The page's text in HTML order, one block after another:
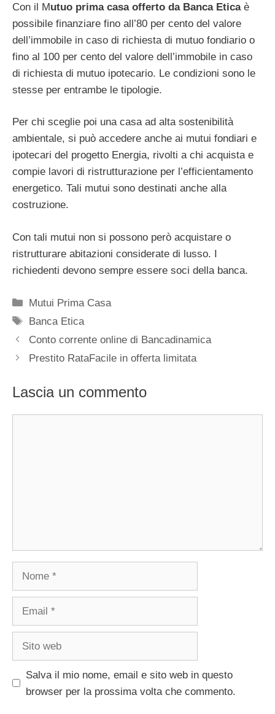
Con il Mutuo prima casa offerto da Banca Eticaè
possibile finanziare fino all’80 per cento del valore
dell’immobile in caso di richiesta di mutuo fondiario o
fino al 100 per cento del valore dell’immobile in caso
di richiesta di mutuo ipotecario. Le condizioni sono le
stesse per entrambe le tipologie.
Per chi sceglie poi una casa ad alta sostenibilità
ambientale, si può accedere anche ai mutui fondiari e
ipotecari del progetto Energia, rivolti a chi acquista e
compie lavori di ristrutturazione per l’efficientamento
energetico. Tali mutui sono destinati anche alla
costruzione.
Con tali mutui non si possono però acquistare o
ristrutturare abitazioni considerate di lusso. I
richiedenti devono sempre essere soci della banca.
Categorie
Mutui Prima Casa
Tag
Banca Etica
Conto corrente online di Bancadinamica
Prestito RataFacile in offerta limitata
Lascia un commento
Salva il mio nome, email e sito web in questo
browser per la prossima volta che commento.